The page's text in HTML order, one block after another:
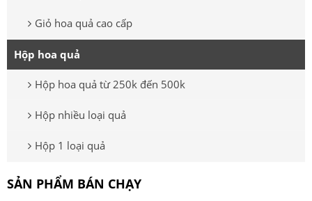
Giỏ hoa quả cao cấp
Hộp hoa quả
Hộp hoa quả từ 250k đến 500k
Hộp nhiều loại quả
Hộp 1 loại quả
SẢN PHẨM BÁN CHẠY